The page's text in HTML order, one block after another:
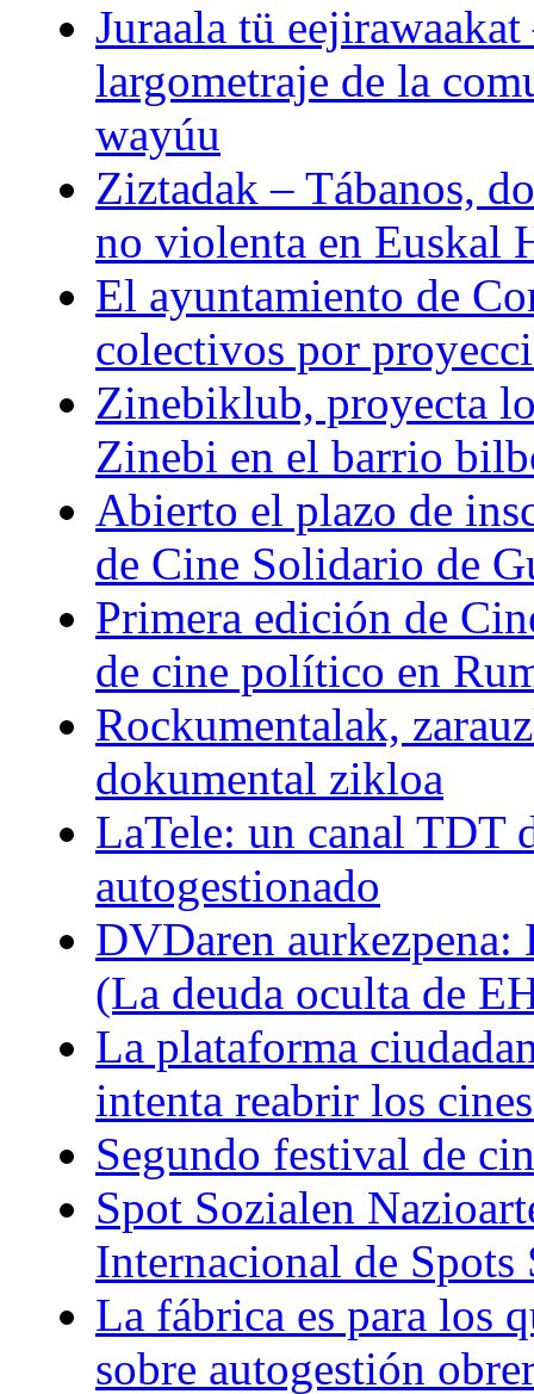
Juraala tü
largometraje de la
wayúu
Ziztadak – Tábanos,
no violenta en Euskal
El ayuntamiento de
colectivos por
Zinebiklub, proyecta
Zinebi en el barrio
Abierto el plazo de
de Cine Solidario de
Primera edición de
de cine político en
Rockumentalak,
dokumental zikloa
LaTele: un canal TDT
autogestionado
DVDaren
(La deuda oculta de
La plataforma
intenta reabrir los
Segundo festival de
Spot Sozialen
Internacional de Spots
La fábrica es para los
sobre autogestión